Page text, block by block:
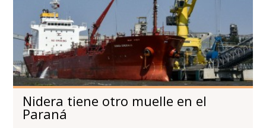
Nidera tiene otro muelle en el
Paraná